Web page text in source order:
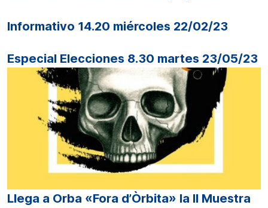
Informativo 14.20 miércoles 22/02/23
Especial Elecciones 8.30 martes 23/05/23
Llega a Orba «Fora d’Òrbita» la II Muestra